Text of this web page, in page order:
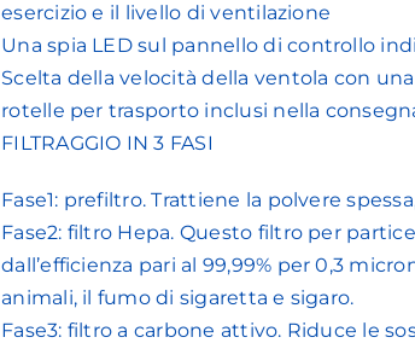
esercizio e il livello di ventilazione
Una spia LED sul pannello di controllo
Scelta della velocità della ventola con
rotelle per trasporto inclusi nella
FILTRAGGIO IN 3 FASI
Fase1: prefiltro. Trattiene la polvere
Fase2: filtro Hepa. Questo filtro per
dall’efficienza pari al 99,99% per 0,3
animali, il fumo di sigaretta e sigaro.
Fase3: filtro a carbone attivo. Riduce le